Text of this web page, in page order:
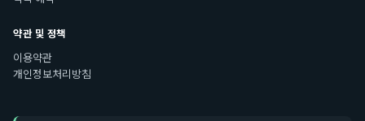
약관 및 정책
이용약관
개인정보처리방침